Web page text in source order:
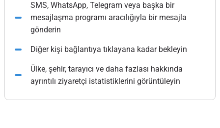
SMS, WhatsApp, Telegram veya başka bir
mesajlaşma programı aracılığıyla bir mesajla
gönderin
Diğer kişi bağlantıya tıklayana kadar bekleyin
Ülke, şehir, tarayıcı ve daha fazlası hakkında
ayrıntılı ziyaretçi istatistiklerini görüntüleyin